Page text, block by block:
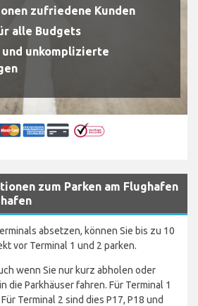
zufriedene Kunden
alle Budgets
und unkomplizierte
zum Parken am Flughafen
absetzen, können Sie bis zu 10
vor Terminal 1 und 2 parken.
wenn Sie nur kurz abholen oder
die Parkhäuser fahren. Für Terminal 1
Terminal 2 sind dies P17, P18 und